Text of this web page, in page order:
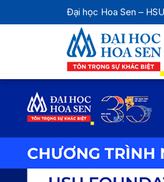
Đại học Hoa Sen – HSU